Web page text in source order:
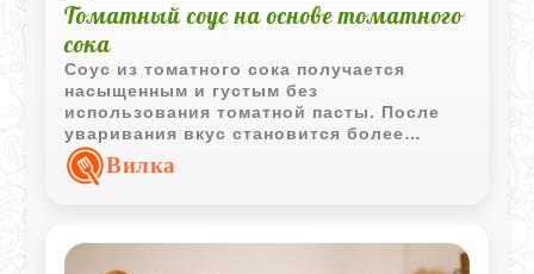
Томатный соус на основе томатного
сока
Соус из томатного сока получается
насыщенным и густым без
использования томатной пасты. После
уваривания вкус становится более
ярким, а лёгкая сладость хорошо
балансирует кислоту томатов.
Вилка